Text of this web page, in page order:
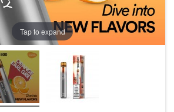
Tap to expand